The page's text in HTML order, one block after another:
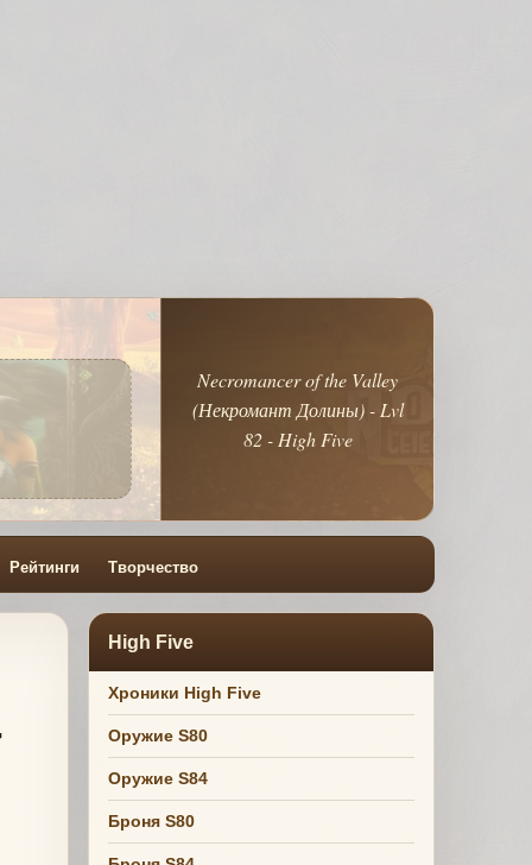
Necromancer of the Valley
(Некромант Долины) - Lvl
82 - High Five
Рейтинги Творчество
High Five
Хроники High Five
Оружие S80
Оружие S84
Броня S80